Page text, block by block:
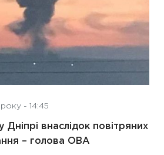
- 14:45
Дніпрі внаслідок повітряних
– голова ОВА